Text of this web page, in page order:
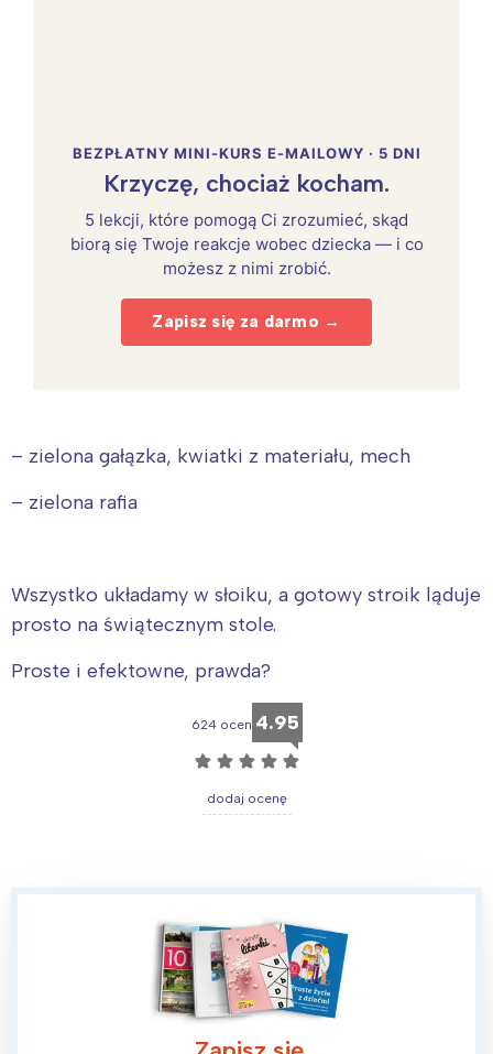
BEZPŁATNY MINI-KURS E-MAILOWY · 5 DNI
Krzyczę, chociaż kocham.
5 lekcji, które pomogą Ci zrozumieć, skąd
biorą się Twoje reakcje wobec dziecka — i co
możesz z nimi zrobić.
Zapisz się za darmo →
– zielona gałązka, kwiatki z materiału, mech
– zielona rafia
Wszystko układamy w słoiku, a gotowy stroik ląduje
prosto na świątecznym stole.
Proste i efektowne, prawda?
624 ocen 4.95
☆ ☆ ☆ ☆ ☆
dodaj ocenę